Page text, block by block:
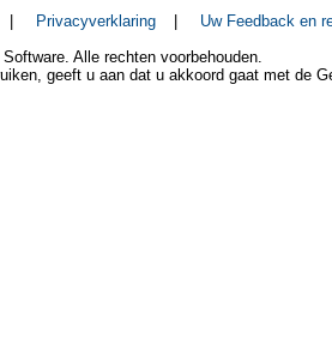
| Privacyverklaring |
Uw Feedback en
Alle rechten voorbehouden.
geeft u aan dat u akkoord gaat met de